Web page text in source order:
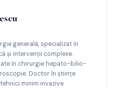
generală, specializat în
și intervenții complexe.
în chirurgie hepato-bilio-
Doctor în științe
minim invazive.